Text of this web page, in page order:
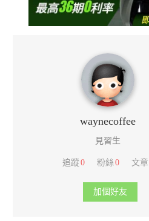
waynecoffee
見習生
追蹤0 粉絲 0 文章
加個好友